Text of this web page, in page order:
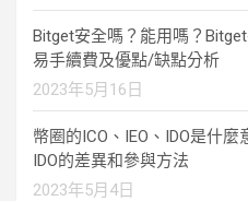
Bitget安全嗎？能用嗎？
易手續費及優點/缺點分析
2023年5月16日
幣圈的ICO、IEO、IDO是什麼
IDO的差異和參與方法
2023年5月4日